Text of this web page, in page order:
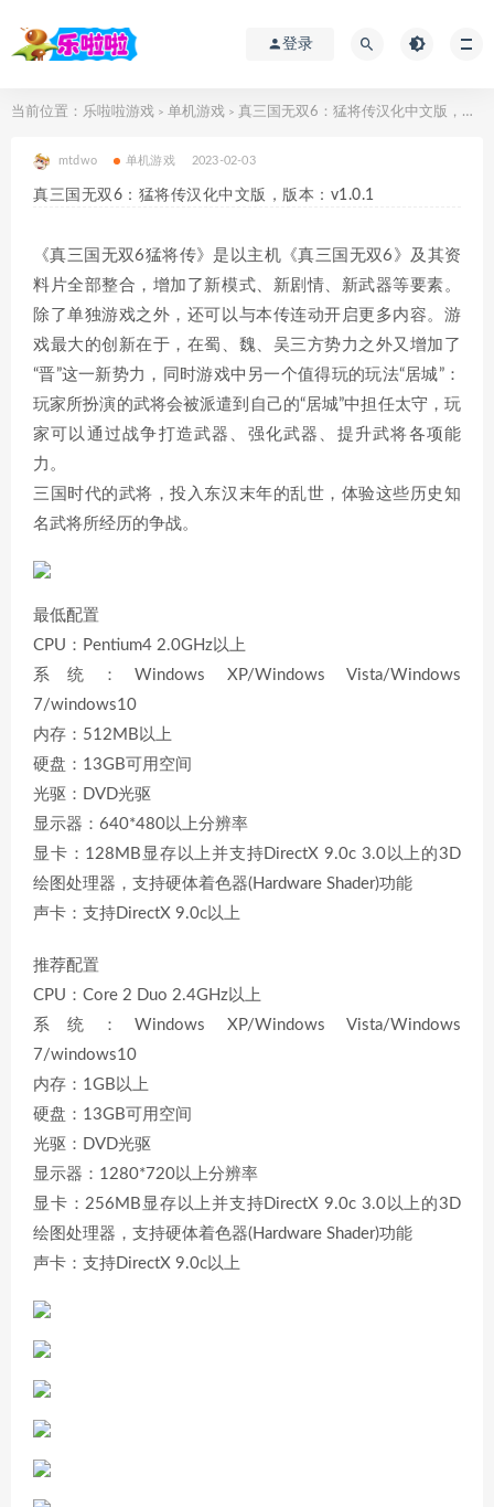
登录
当前位置： 乐啦啦游戏 > 单机游戏 > 真三国无双6：猛将传汉化中文版，版本：v1.0.1
mtdwo 单机游戏 2023-02-03
真三国无双6：猛将传汉化中文版，版本：v1.0.1
《真三国无双6猛将传》是以主机《真三国无双6》及其资
料片全部整合，增加了新模式、新剧情、新武器等要素。
除了单独游戏之外，还可以与本传连动开启更多内容。游
戏最大的创新在于，在蜀、魏、吴三方势力之外又增加了
“晋”这一新势力，同时游戏中另一个值得玩的玩法“居城”：
玩家所扮演的武将会被派遣到自己的“居城”中担任太守，玩
家可以通过战争打造武器、强化武器、提升武将各项能
力。
三国时代的武将，投入东汉末年的乱世，体验这些历史知
名武将所经历的争战。
最低配置
CPU：Pentium4 2.0GHz以上
系统：Windows XP/Windows Vista/Windows
7/windows10
内存：512MB以上
硬盘：13GB可用空间
光驱：DVD光驱
显示器：640*480以上分辨率
显卡：128MB显存以上并支持DirectX 9.0c 3.0以上的3D
绘图处理器，支持硬体着色器(Hardware Shader)功能
声卡：支持DirectX 9.0c以上
推荐配置
CPU：Core 2 Duo 2.4GHz以上
系统：Windows XP/Windows Vista/Windows
7/windows10
内存：1GB以上
硬盘：13GB可用空间
光驱：DVD光驱
显示器：1280*720以上分辨率
显卡：256MB显存以上并支持DirectX 9.0c 3.0以上的3D
绘图处理器，支持硬体着色器(Hardware Shader)功能
声卡：支持DirectX 9.0c以上